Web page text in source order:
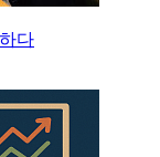
다